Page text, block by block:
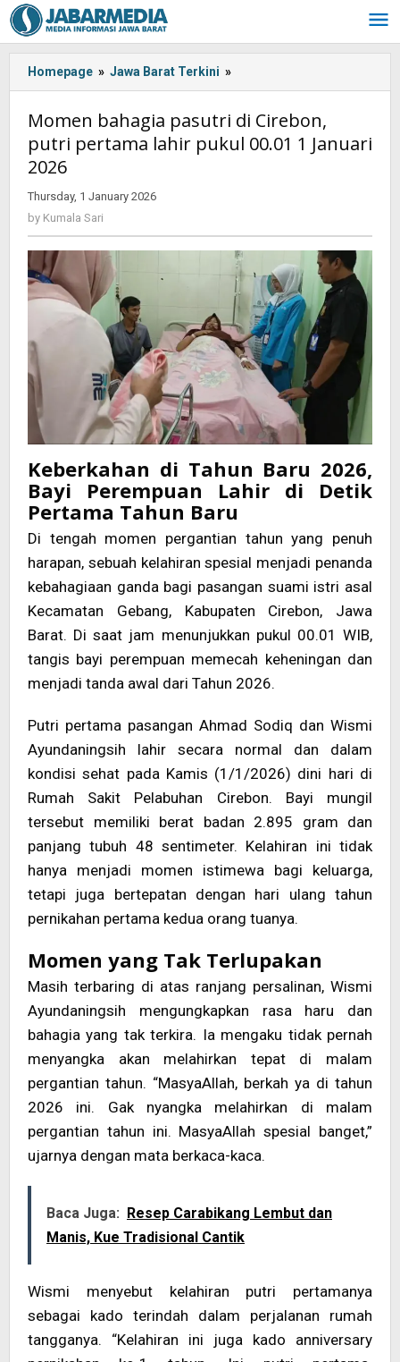
Skip
to
content
Homepage » Jawa Barat Terkini »
bahagia
di
Cirebon,
00.01
1
Januari
2026
Momen bahagia pasutri di Cirebon,
putri pertama lahir pukul 00.01 1 Januari
2026
Thursday, 1 January 2026
by Kumala Sari
Keberkahan di Tahun Baru 2026,
Bayi Perempuan Lahir di Detik
Pertama Tahun Baru
Di tengah momen pergantian tahun yang penuh
harapan, sebuah kelahiran spesial menjadi penanda
kebahagiaan ganda bagi pasangan suami istri asal
Kecamatan Gebang, Kabupaten Cirebon, Jawa
Barat. Di saat jam menunjukkan pukul 00.01 WIB,
tangis bayi perempuan memecah keheningan dan
menjadi tanda awal dari Tahun 2026.
Putri pertama pasangan Ahmad Sodiq dan Wismi
Ayundaningsih lahir secara normal dan dalam
kondisi sehat pada Kamis (1/1/2026) dini hari di
Rumah Sakit Pelabuhan Cirebon. Bayi mungil
tersebut memiliki berat badan 2.895 gram dan
panjang tubuh 48 sentimeter. Kelahiran ini tidak
hanya menjadi momen istimewa bagi keluarga,
tetapi juga bertepatan dengan hari ulang tahun
pernikahan pertama kedua orang tuanya.
Momen yang Tak Terlupakan
Masih terbaring di atas ranjang persalinan, Wismi
Ayundaningsih mengungkapkan rasa haru dan
bahagia yang tak terkira. Ia mengaku tidak pernah
menyangka akan melahirkan tepat di malam
pergantian tahun. “MasyaAllah, berkah ya di tahun
2026 ini. Gak nyangka melahirkan di malam
pergantian tahun ini. MasyaAllah spesial banget,”
ujarnya dengan mata berkaca-kaca.
Baca Juga: Resep Carabikang Lembut dan
Manis, Kue Tradisional Cantik
Wismi menyebut kelahiran putri pertamanya
sebagai kado terindah dalam perjalanan rumah
tangganya. “Kelahiran ini juga kado anniversary